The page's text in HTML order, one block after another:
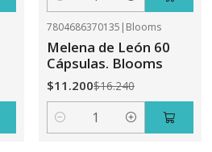
Cantidad
7804686370135 | Blooms
Melena de León 60
Cápsulas. Blooms
$11.200$16.240
Cantidad